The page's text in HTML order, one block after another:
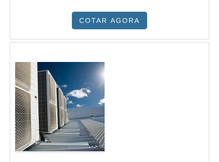
qualidade final para fidelização do cliente com parcerias
Prezando pelo que há de mais moderno, traz inovações e
variedades em condensador evaporativo industrial e juntas
de vedação em ptfe com ótima qualidade e excelente
custo-benefício.Para tal sucesso, a empresa investiu em
profissionais competentes e em equipamentos inovadores.
A Dracool Brasil é uma empresa que tem sido preferência
no segmento por toda seriedade e qualidade, o que
COTAR AGORA